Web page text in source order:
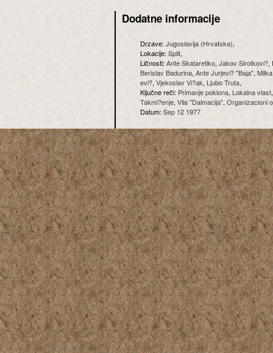
Dodatne informacije
Drzave:Jugoslavija (Hrvatska),
Lokacije:Split,
Ličnosti:Ante Skataretiko, Jakov Sirotkovi?,
Berislav Badurina, Ante Jurjevi? "Baja",
evi?, Vjekoslav Vi?ak, Ljubo Truta,
Ključne reči: Primanje poklona, Lokalna vlast
Takmi?enje, Vila "Dalmacija", Organizacioni
Datum: Sep 12 1977